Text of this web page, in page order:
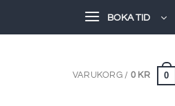
BOKA TID
VARUKORG / 0 KR 0